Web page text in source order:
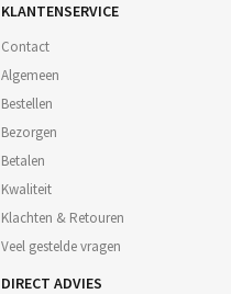
KLANTENSERVICE
Contact
Algemeen
Bestellen
Bezorgen
Betalen
Kwaliteit
Klachten & Retouren
Veel gestelde vragen
DIRECT ADVIES